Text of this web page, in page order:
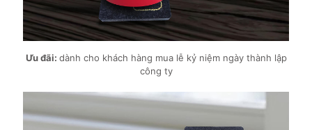
Ưu đãi: dành cho khách hàng mua lễ kỷ niệm ngày thành lập
công ty